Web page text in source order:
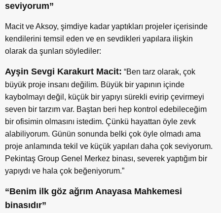
seviyorum”
Macit ve Aksoy, şimdiye kadar yaptıkları projeler içerisinde
kendilerini temsil eden ve en sevdikleri yapılara ilişkin
olarak da şunları söylediler:
Ayşin Sevgi Karakurt Macit: “Ben tarz olarak, çok
büyük proje insanı değilim. Büyük bir yapının içinde
kaybolmayı değil, küçük bir yapıyı sürekli evirip çevirmeyi
seven bir tarzım var. Baştan beri hep kontrol edebileceğim
bir ofisimin olmasını istedim. Çünkü hayattan öyle zevk
alabiliyorum. Günün sonunda belki çok öyle olmadı ama
proje anlamında tekil ve küçük yapıları daha çok seviyorum.
Pekintaş Group Genel Merkez binası, severek yaptığım bir
yapıydı ve hala çok beğeniyorum.”
“Benim ilk göz ağrım Anayasa Mahkemesi
binasıdır”